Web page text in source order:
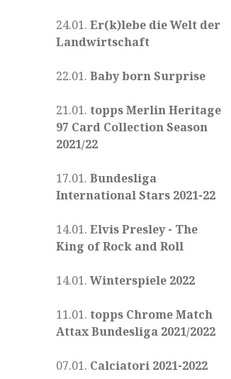
24.01.Er(k)lebe die Welt der
Landwirtschaft
22.01.Baby born Surprise
21.01.topps Merlin Heritage
97 Card Collection Season
2021/22
17.01.Bundesliga
International Stars 2021-22
14.01.Elvis Presley - The
King of Rock and Roll
14.01.Winterspiele 2022
11.01.topps Chrome Match
Attax Bundesliga 2021/2022
07.01. Calciatori 2021-2022